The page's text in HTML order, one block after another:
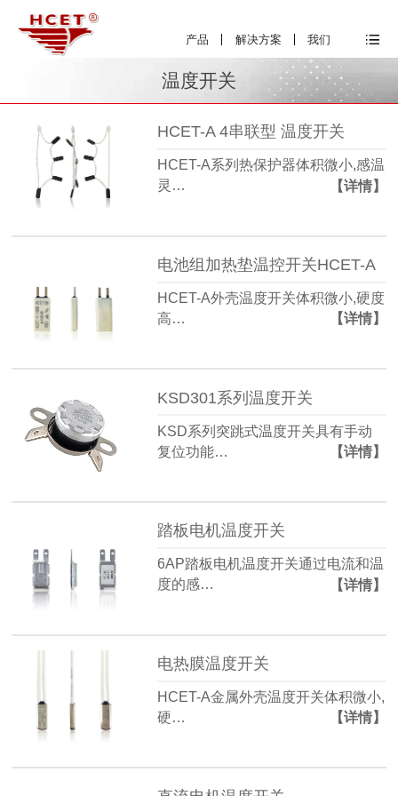
产品 解决方案 我们
温度开关
HCET-A 4串联型 温度开关
HCET-A系列热保护器体积微小,感温
灵…
【详情】
电池组加热垫温控开关HCET-A
HCET-A外壳温度开关体积微小,硬度
高…
【详情】
KSD301系列温度开关
KSD系列突跳式温度开关具有手动
复位功能…
【详情】
踏板电机温度开关
6AP踏板电机温度开关通过电流和温
度的感…
【详情】
电热膜温度开关
HCET-A金属外壳温度开关体积微小,
硬…
【详情】